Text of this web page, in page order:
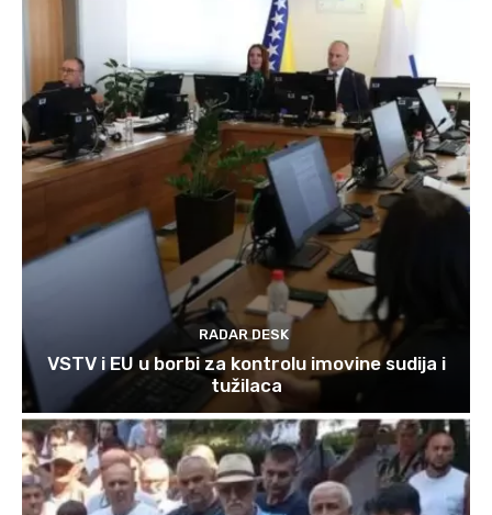
RADAR DESK
VSTV i EU u borbi za kontrolu imovine sudija i
tužilaca